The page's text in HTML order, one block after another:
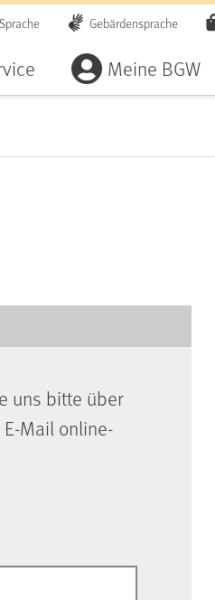
Gebärdensprache
Meine BGW
uns bitte über
Mail online-